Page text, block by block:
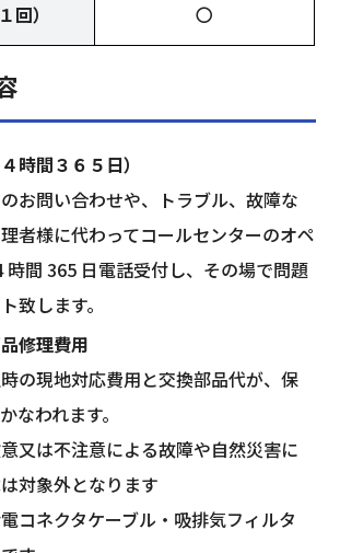
回） 〇
時間３６５日）
お問い合わせや、トラブル、故障な
者様に代わってコールセンターのオペ
時間 365 日電話受付し、その場で問題
致します。
修理費用
の現地対応費用と交換部品代が、保
なわれます。
又は不注意による故障や自然災害に
対象外となります
コネクタケーブル・吸排気フィルタ